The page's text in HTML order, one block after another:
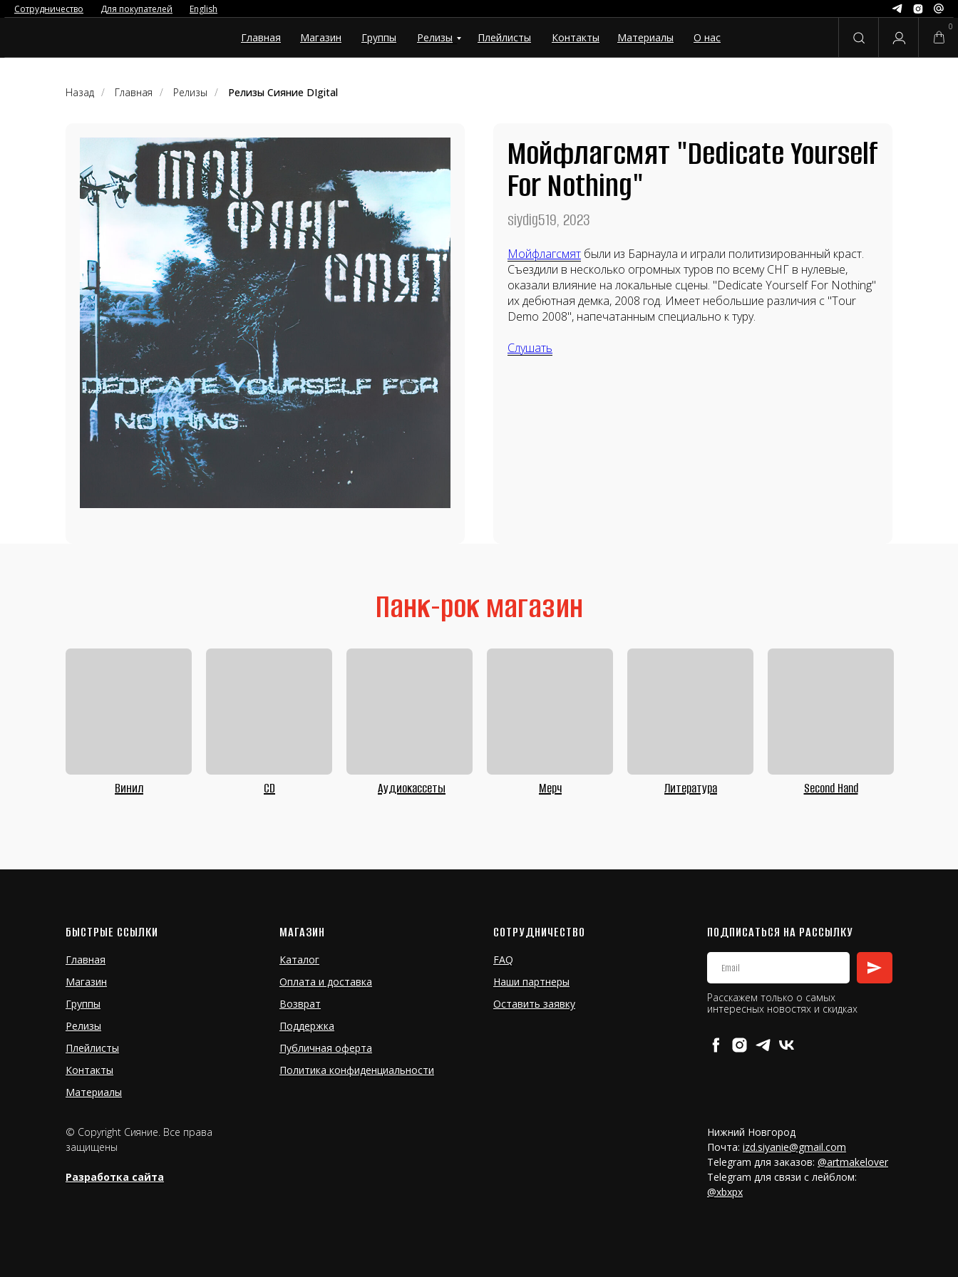
0
Главная Магазин Группы Релизы Плейлисты Контакты Материалы О нас
Сотрудничество Для покупателей English
Назад / Главная / Релизы / Релизы Сияние DIgital
Мойфлагсмят "Dedicate Yourself
For Nothing"
siydig519, 2023
Мойфлагсмят были из Барнаула и играли политизированный краст.
Съездили в несколько огромных туров по всему СНГ в нулевые,
оказали влияние на локальные сцены. "Dedicate Yourself For Nothing"
их дебютная демка, 2008 год. Имеет небольшие различия с "Tour
Demo 2008", напечатанным специально к туру.
Слушать
Винил CD Аудиокассеты Мерч Литература Second Hand
Панк-рок магазин
БЫСТРЫЕ ССЫЛКИ
Главная
Магазин
Группы
Релизы
Плейлисты
Контакты
Материалы
МАГАЗИН
Каталог
Оплата и доставка
Возврат
Поддержка
Публичная оферта
Политика конфиденциальности
СОТРУДНИЧЕСТВО
FAQ
Наши партнеры
Оставить заявку
ПОДПИСАТЬСЯ НА РАССЫЛКУ
Расскажем только о самых
интересных новостях и скидках
© Copyright Сияние. Все права
защищены
Разработка сайта
Нижний Новгород
Почта: izd.siyanie@gmail.com
Telegram для заказов: @artmakelover
Telegram для связи с лейблом:
@xbxpx